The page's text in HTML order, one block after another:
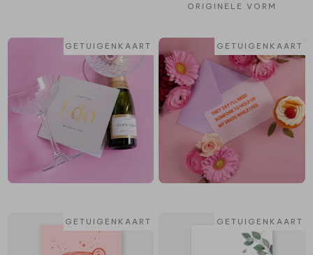
ORIGINELE VORM
GETUIGENKAART GETUIGENKAART
GETUIGENKAART GETUIGENKAART